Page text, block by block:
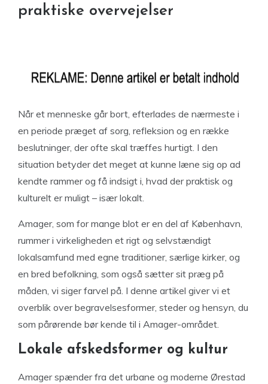
praktiske overvejelser
Når et menneske går bort, efterlades de nærmeste i
en periode præget af sorg, refleksion og en række
beslutninger, der ofte skal træffes hurtigt. I den
situation betyder det meget at kunne læne sig op ad
kendte rammer og få indsigt i, hvad der praktisk og
kulturelt er muligt – især lokalt.
Amager, som for mange blot er en del af København,
rummer i virkeligheden et rigt og selvstændigt
lokalsamfund med egne traditioner, særlige kirker, og
en bred befolkning, som også sætter sit præg på
måden, vi siger farvel på. I denne artikel giver vi et
overblik over begravelsesformer, steder og hensyn, du
som pårørende bør kende til i Amager-området.
Lokale afskedsformer og kultur
Amager spænder fra det urbane og moderne Ørestad